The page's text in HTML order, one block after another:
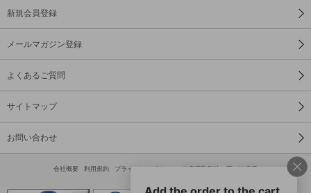
新規会員登録
メールマガジン登録
よくあるご質問
サイトマップ
お問い合わせ
会社概要 利用規約 プライバシーポリシー 特定商取引法に基づく表示